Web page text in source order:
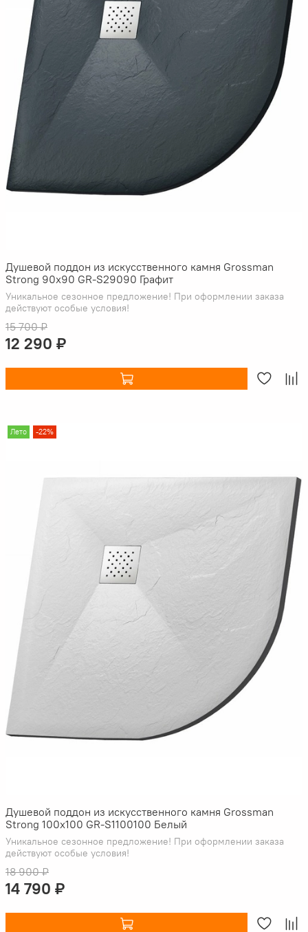
Душевой поддон из искусственного камня Grossman
Strong 90x90 GR-S29090 Графит
Уникальное сезонное предложение! При оформлении заказа
действуют особые условия!
15 700 ₽
12 290 ₽
Лето -22%
Душевой поддон из искусственного камня Grossman
Strong 100x100 GR-S1100100 Белый
Уникальное сезонное предложение! При оформлении заказа
действуют особые условия!
18 900 ₽
14 790 ₽